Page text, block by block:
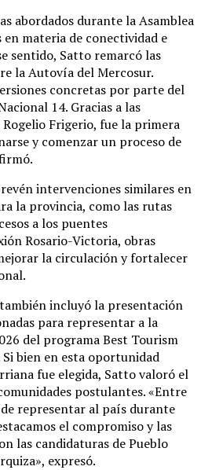
abordados durante la Asamblea
en materia de conectividad e
sentido, Satto remarcó las
la Autovía del Mercosur.
concretas por parte del
14. Gracias a las
Frigerio, fue la primera
y comenzar un proceso de
intervenciones similares en
la provincia, como las rutas
a los puentes
Rosario-Victoria, obras
la circulación y fortalecer
incluyó la presentación
para representar a la
del programa Best Tourism
bien en esta oportunidad
fue elegida, Satto valoró el
postulantes. «Entre
representar al país durante
el compromiso y las
las candidaturas de Pueblo
expresó.